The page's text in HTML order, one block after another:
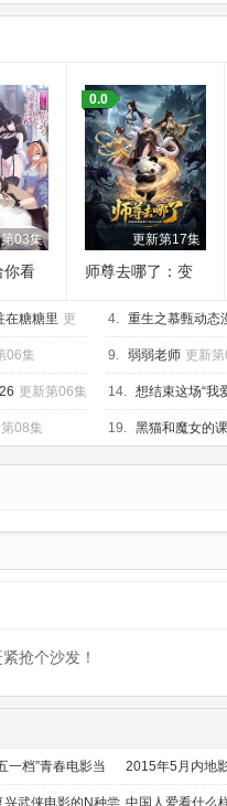
03集
你看
更新第17集
0.0
师尊去哪了：变
儿rua秃
在糖糖里 更 4. 重生之慕甄动态
新第40集
06集 9. 弱弱老师 更新
更新第06集 14. 想结束这场“我
更新第05集
08集 19. 黑猫和魔女的
集
抢个沙发！
一档”青春电影当 2015年5月内地
前瞻
兴武侠电影的N种尝 中国人爱看什么